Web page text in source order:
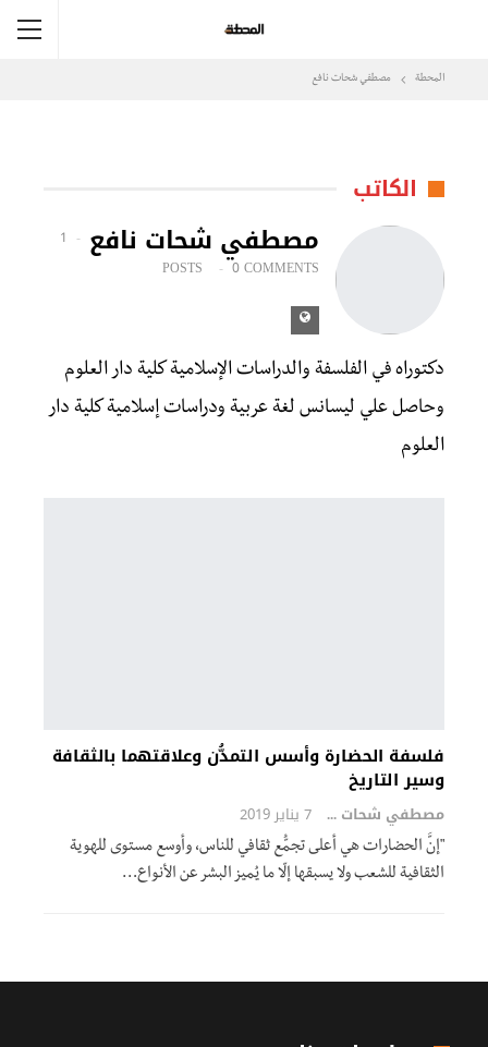
المحطة مصطفي شحات نافع
الكاتب
مصطفي شحات نافع
1
POSTS
0 COMMENTS
دكتوراه في الفلسفة والدراسات الإسلامية كلية دار العلوم
وحاصل علي ليسانس لغة عربية ودراسات إسلامية كلية دار
العلوم
فلسفة الحضارة وأسس التمدُّن وعلاقتهما بالثقافة
وسير التاريخ
مصطفي شحات نافع 7 يناير 2019
"إنَّ الحضارات هي أعلى تجمُّع ثقافي للناس، وأوسع مستوى للهوية
الثقافية للشعب ولا يسبقها إلّا ما يُميز البشر عن الأنواع…